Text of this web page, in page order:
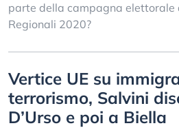
parte della campagna elettorale
Regionali 2020?
Vertice UE su
terrorismo, Salvini
D’Urso e poi a Biella